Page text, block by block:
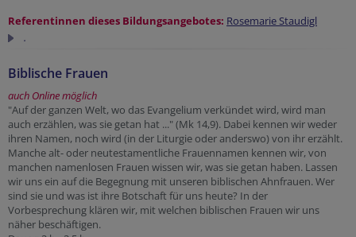
Referentinnen dieses Bildungsangebotes: Rosemarie Staudigl
.
Biblische Frauen
auch Online möglich
"Auf der ganzen Welt, wo das Evangelium verkündet wird, wird man
auch erzählen, was sie getan hat ..." (Mk 14,9). Dabei kennen wir weder
ihren Namen, noch wird (in der Liturgie oder anderswo) von ihr erzählt.
Manche alt- oder neutestamentliche Frauennamen kennen wir, von
manchen namenlosen Frauen wissen wir, was sie getan haben. Lassen
wir uns ein auf die Begegnung mit unseren biblischen Ahnfrauen. Wer
sind sie und was ist ihre Botschaft für uns heute? In der
Vorbesprechung klären wir, mit welchen biblischen Frauen wir uns
näher beschäftigen.